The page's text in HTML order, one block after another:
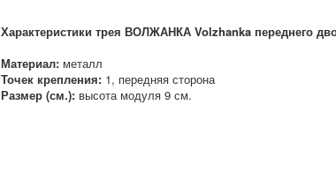
Характеристики трея ВОЛЖАНКА Volzhanka переднего
Материал:металл
Точек крепления: 1, передняя сторона
Размер (см.):высота модуля 9 см.